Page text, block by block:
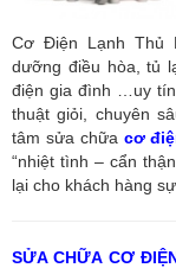
Cơ Điện Lạnh Thủ
dưỡng điều hòa, tủ
điện gia đình …uy
thuật giỏi, chuyên
tâm sửa chữa cơ
“nhiệt tình – cẩn
lại cho khách hàng
SỬA CHỮA CƠ